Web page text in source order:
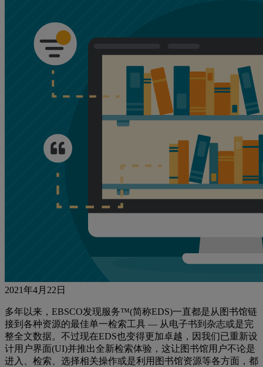
2021年4月22日
多年以来，EBSCO发现服务™(简称EDS)一直都是从图书馆链
接到各种资源的最佳单一检索工具 — 从电子书到杂志或是完
整全文数据。不过现在EDS也变得更加卓越，因我们已重新设
计用户界面(UI)并推出全新检索体验，这让图书馆用户不论是
进入、检索、选择相关操作或是利用图书馆资源等各方面，都